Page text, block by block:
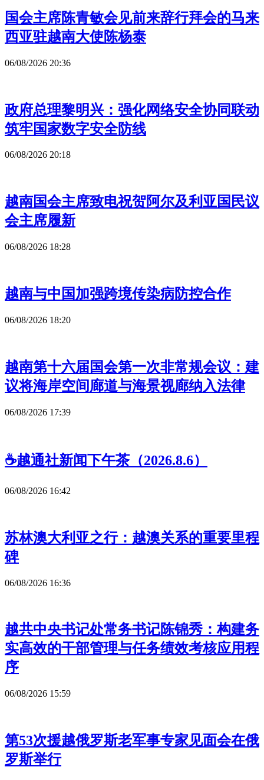
国会主席陈青敏会见前来辞行拜会的马来
西亚驻越南大使陈杨泰
06/08/2026 20:36
政府总理黎明兴：强化网络安全协同联动
筑牢国家数字安全防线
06/08/2026 20:18
越南国会主席致电祝贺阿尔及利亚国民议
会主席履新
06/08/2026 18:28
越南与中国加强跨境传染病防控合作
06/08/2026 18:20
越南第十六届国会第一次非常规会议：建
议将海岸空间廊道与海景视廊纳入法律
06/08/2026 17:39
☕️越通社新闻下午茶（2026.8.6）
06/08/2026 16:42
苏林澳大利亚之行：越澳关系的重要里程
碑
06/08/2026 16:36
越共中央书记处常务书记陈锦秀：构建务
实高效的干部管理与任务绩效考核应用程
序
06/08/2026 15:59
第53次援越俄罗斯老军事专家见面会在俄
罗斯举行